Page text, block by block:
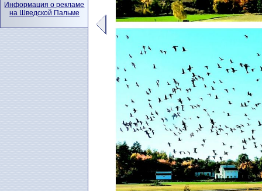
Информация о рекламе
на Шведской Пальме